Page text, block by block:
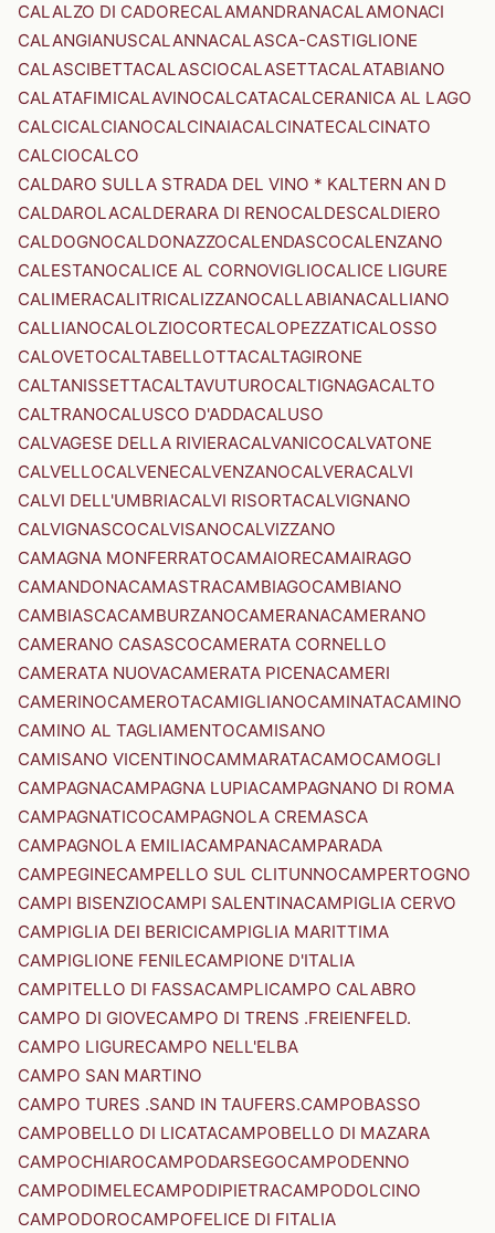
CALALZO DI CADORECALAMANDRANACALAMONACI
CALANGIANUSCALANNACALASCA-CASTIGLIONE
CALASCIBETTACALASCIOCALASETTACALATABIANO
CALATAFIMICALAVINOCALCATACALCERANICA AL LAGO
CALCICALCIANOCALCINAIACALCINATECALCINATO
CALCIOCALCO
CALDARO SULLA STRADA DEL VINO * KALTERN AN D
CALDAROLACALDERARA DI RENOCALDESCALDIERO
CALDOGNOCALDONAZZOCALENDASCOCALENZANO
CALESTANOCALICE AL CORNOVIGLIOCALICE LIGURE
CALIMERACALITRICALIZZANOCALLABIANACALLIANO
CALLIANOCALOLZIOCORTECALOPEZZATICALOSSO
CALOVETOCALTABELLOTTACALTAGIRONE
CALTANISSETTACALTAVUTUROCALTIGNAGACALTO
CALTRANOCALUSCO D'ADDACALUSO
CALVAGESE DELLA RIVIERACALVANICOCALVATONE
CALVELLOCALVENECALVENZANOCALVERACALVI
CALVI DELL'UMBRIACALVI RISORTACALVIGNANO
CALVIGNASCOCALVISANOCALVIZZANO
CAMAGNA MONFERRATOCAMAIORECAMAIRAGO
CAMANDONACAMASTRACAMBIAGOCAMBIANO
CAMBIASCACAMBURZANOCAMERANACAMERANO
CAMERANO CASASCOCAMERATA CORNELLO
CAMERATA NUOVACAMERATA PICENACAMERI
CAMERINOCAMEROTACAMIGLIANOCAMINATACAMINO
CAMINO AL TAGLIAMENTOCAMISANO
CAMISANO VICENTINOCAMMARATACAMOCAMOGLI
CAMPAGNACAMPAGNA LUPIACAMPAGNANO DI ROMA
CAMPAGNATICOCAMPAGNOLA CREMASCA
CAMPAGNOLA EMILIACAMPANACAMPARADA
CAMPEGINECAMPELLO SUL CLITUNNOCAMPERTOGNO
CAMPI BISENZIOCAMPI SALENTINACAMPIGLIA CERVO
CAMPIGLIA DEI BERICICAMPIGLIA MARITTIMA
CAMPIGLIONE FENILECAMPIONE D'ITALIA
CAMPITELLO DI FASSACAMPLICAMPO CALABRO
CAMPO DI GIOVECAMPO DI TRENS .FREIENFELD.
CAMPO LIGURECAMPO NELL'ELBA
CAMPO SAN MARTINO
CAMPO TURES .SAND IN TAUFERS.CAMPOBASSO
CAMPOBELLO DI LICATACAMPOBELLO DI MAZARA
CAMPOCHIAROCAMPODARSEGOCAMPODENNO
CAMPODIMELECAMPODIPIETRACAMPODOLCINO
CAMPODOROCAMPOFELICE DI FITALIA